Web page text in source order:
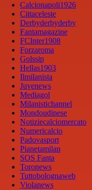
Calcionapoli1926
Cittaceleste
Derbyderbyderby
Fantamagazine
FCInter1908
Forzaroma
Golssip
Hellas1903
Ilmilanista
Juvenews
Mediagol
Milanistichannel
Mondoudinese
Notiziecalciomercato
Numericalcio
Padovasport
Pianetamilan
SOS Fanta
Toronews
Tuttobolognaweb
Violanews